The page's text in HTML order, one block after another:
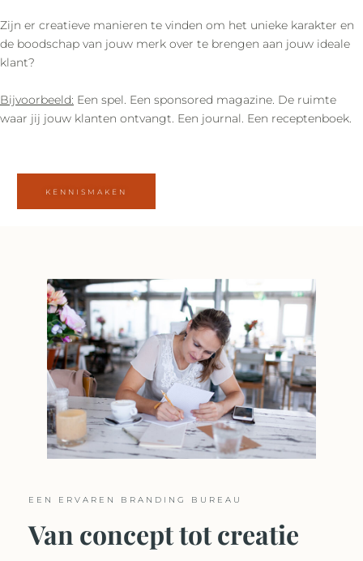
Zijn er creatieve manieren te vinden om het unieke karakter en
de boodschap van jouw merk over te brengen aan jouw ideale
klant?
Bijvoorbeeld: Een spel. Een sponsored magazine. De ruimte
waar jij jouw klanten ontvangt. Een journal. Een receptenboek.
KENNISMAKEN
EEN ERVAREN BRANDING BUREAU
Van concept tot creatie